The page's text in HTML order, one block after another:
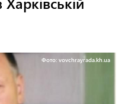
Фото: vovchrayrada.kh.ua